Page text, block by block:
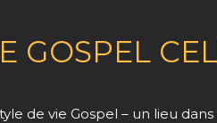
GOSPEL
de vie Gospel – un lieu